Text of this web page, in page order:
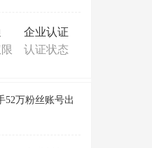
企业认证
认证状态
52万粉丝账号出